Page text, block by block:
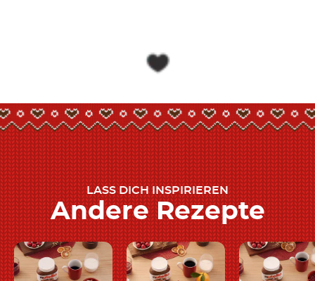
LASS DICH INSPIRIEREN
Andere Rezepte